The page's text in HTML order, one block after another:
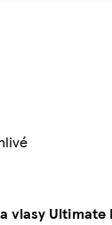
vlasy Ultimate